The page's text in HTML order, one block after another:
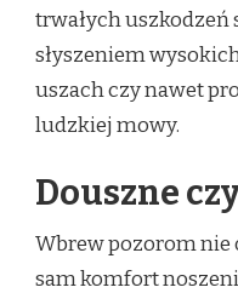
trwałych uszkodzeń
słyszeniem
uszach czy nawet
ludzkiej mowy.
Douszne
Wbrew pozorom nie
sam komfort